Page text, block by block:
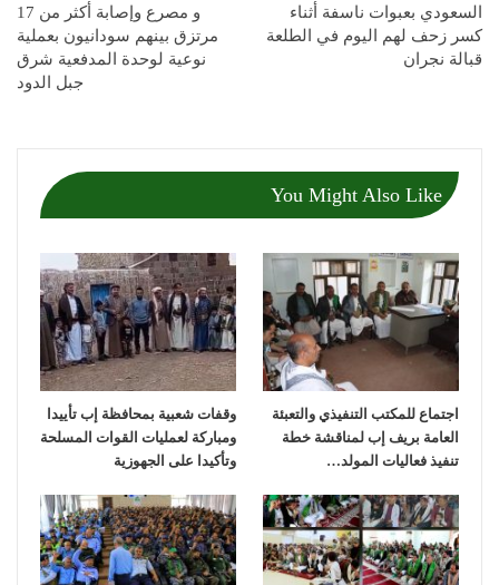
السعودي بعبوات ناسفة أثناء
كسر زحف لهم اليوم في الطلعة
قبالة نجران
و مصرع وإصابة أكثر من 17
مرتزق بينهم سودانيون بعملية
نوعية لوحدة المدفعية شرق
جبل الدود
You Might Also Like
اجتماع للمكتب التنفيذي والتعبئة
العامة بريف إب لمناقشة خطة
تنفيذ فعاليات المولد…
وقفات شعبية بمحافظة إب تأييدا
ومباركة لعمليات القوات المسلحة
وتأكيدا على الجهوزية